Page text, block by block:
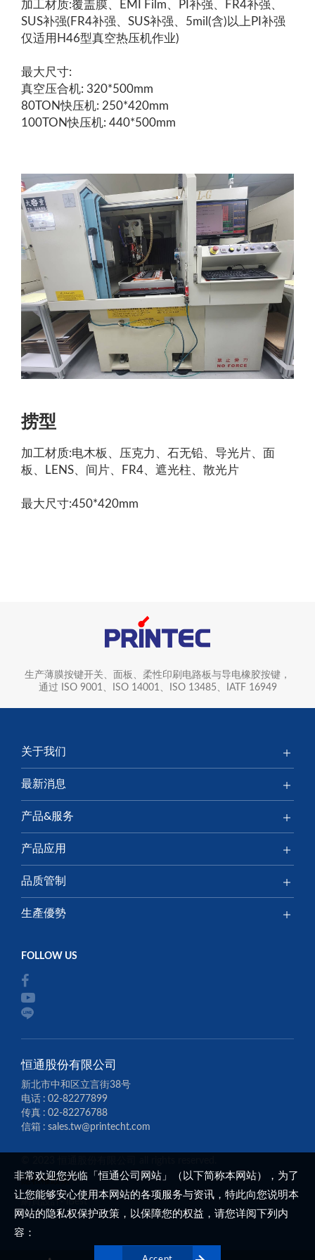
加工材质:覆盖膜、EMI Film、PI补强、FR4补强、
SUS补强(FR4补强、SUS补强、5mil(含)以上PI补强
仅适用H46型真空热压机作业)
最大尺寸:
真空压合机: 320*500mm
80TON快压机: 250*420mm
100TON快压机: 440*500mm
捞型
加工材质:电木板、压克力、石无铅、导光片、面
板、LENS、间片、FR4、遮光柱、散光片
最大尺寸:450*420mm
生产薄膜按键开关、面板、柔性印刷电路板与导电橡胶按键，
通过 ISO 9001、ISO 14001、ISO 13485、IATF 16949
关于我们
最新消息
产品&服务
产品应用
品质管制
生產優勢
恒通股份有限公司
新北市中和区立言街38号
电话
02-82277899
传真
02-82276788
信箱
sales.tw@printecht.com
隱私權政策
網頁設計‧ iBest
非常欢迎您光临「恒通公司网站」（以下简称本网站），为了
让您能够安心使用本网站的各项服务与资讯，特此向您说明本
网站的隐私权保护政策，以保障您的权益，请您详阅下列内
容：